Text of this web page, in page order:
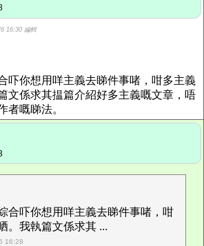
16:30 編輯
吓你想用咩主義去睇件事啫，咁多主義
文係求其揾篇介紹好多主義嘅文章，唔
者嘅睇法。
合吓你想用咩主義去睇件事啫，咁
。我執篇文係求其 ...
16:28